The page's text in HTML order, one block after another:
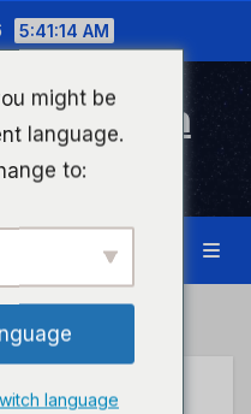
5:41:14 AM
Kreuznach
might be
language.
to:
language